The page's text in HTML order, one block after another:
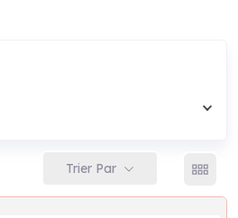
Trier Par